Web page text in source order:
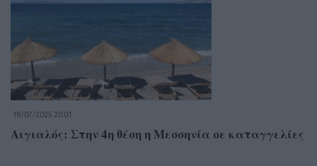
18/07/2025 20:01
Αιγιαλός: Στην 4η θέση η Μεσσηνία σε καταγγελίες